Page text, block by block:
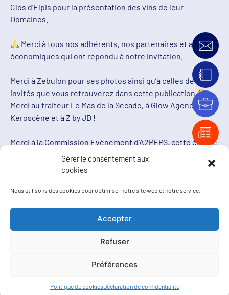
Gérer le consentement aux
cookies
Nous utilisons des cookies pour optimiser notre site web et notre service.
Accepter
Refuser
Préférences
Politique de cookiesDéclaration de confidentialité
Clos d’Elpis pour la présentation des vins de leur
Domaines.
Merci à tous nos adhérents, nos partenaires et acteurs
économiques qui ont répondu à notre invitation.
Merci à Zebulon pour ses photos ainsi qu’à celles de nos
invités que vous retrouverez dans cette publication
Merci au traiteur Le Mas de la Secade, à Glow Agency, à
Keroscène et à Z by JD !
Merci à la Commission Evènement d’A2PEPS, cette équipe
de chefs d’entreprise, dont
Gaelle Solanes Tuffin
« journaliste » de choc !,
, qui s’impliquent
l’ensemble du Bureau Executif de l’association, à son